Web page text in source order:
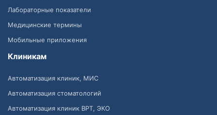
Лабораторные показатели
Медицинские термины
Мобильные приложения
Клиникам
Автоматизация клиник, МИС
Автоматизация стоматологий
Автоматизация клиник ВРТ, ЭКО